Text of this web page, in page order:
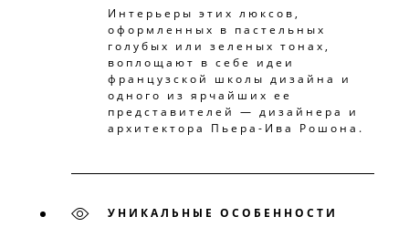
Интерьеры этих люксов,
оформленных в пастельных
голубых или зеленых тонах,
воплощают в себе идеи
французской школы дизайна и
одного из ярчайших ее
представителей — дизайнера и
архитектора Пьера-Ива Рошона.
УНИКАЛЬНЫЕ ОСОБЕННОСТИ